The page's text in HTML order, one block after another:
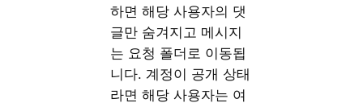
하면 해당 사용자의 댓
글만 숨겨지고 메시지
는 요청 폴더로 이동됩
니다. 계정이 공개 상태
라면 해당 사용자는 여